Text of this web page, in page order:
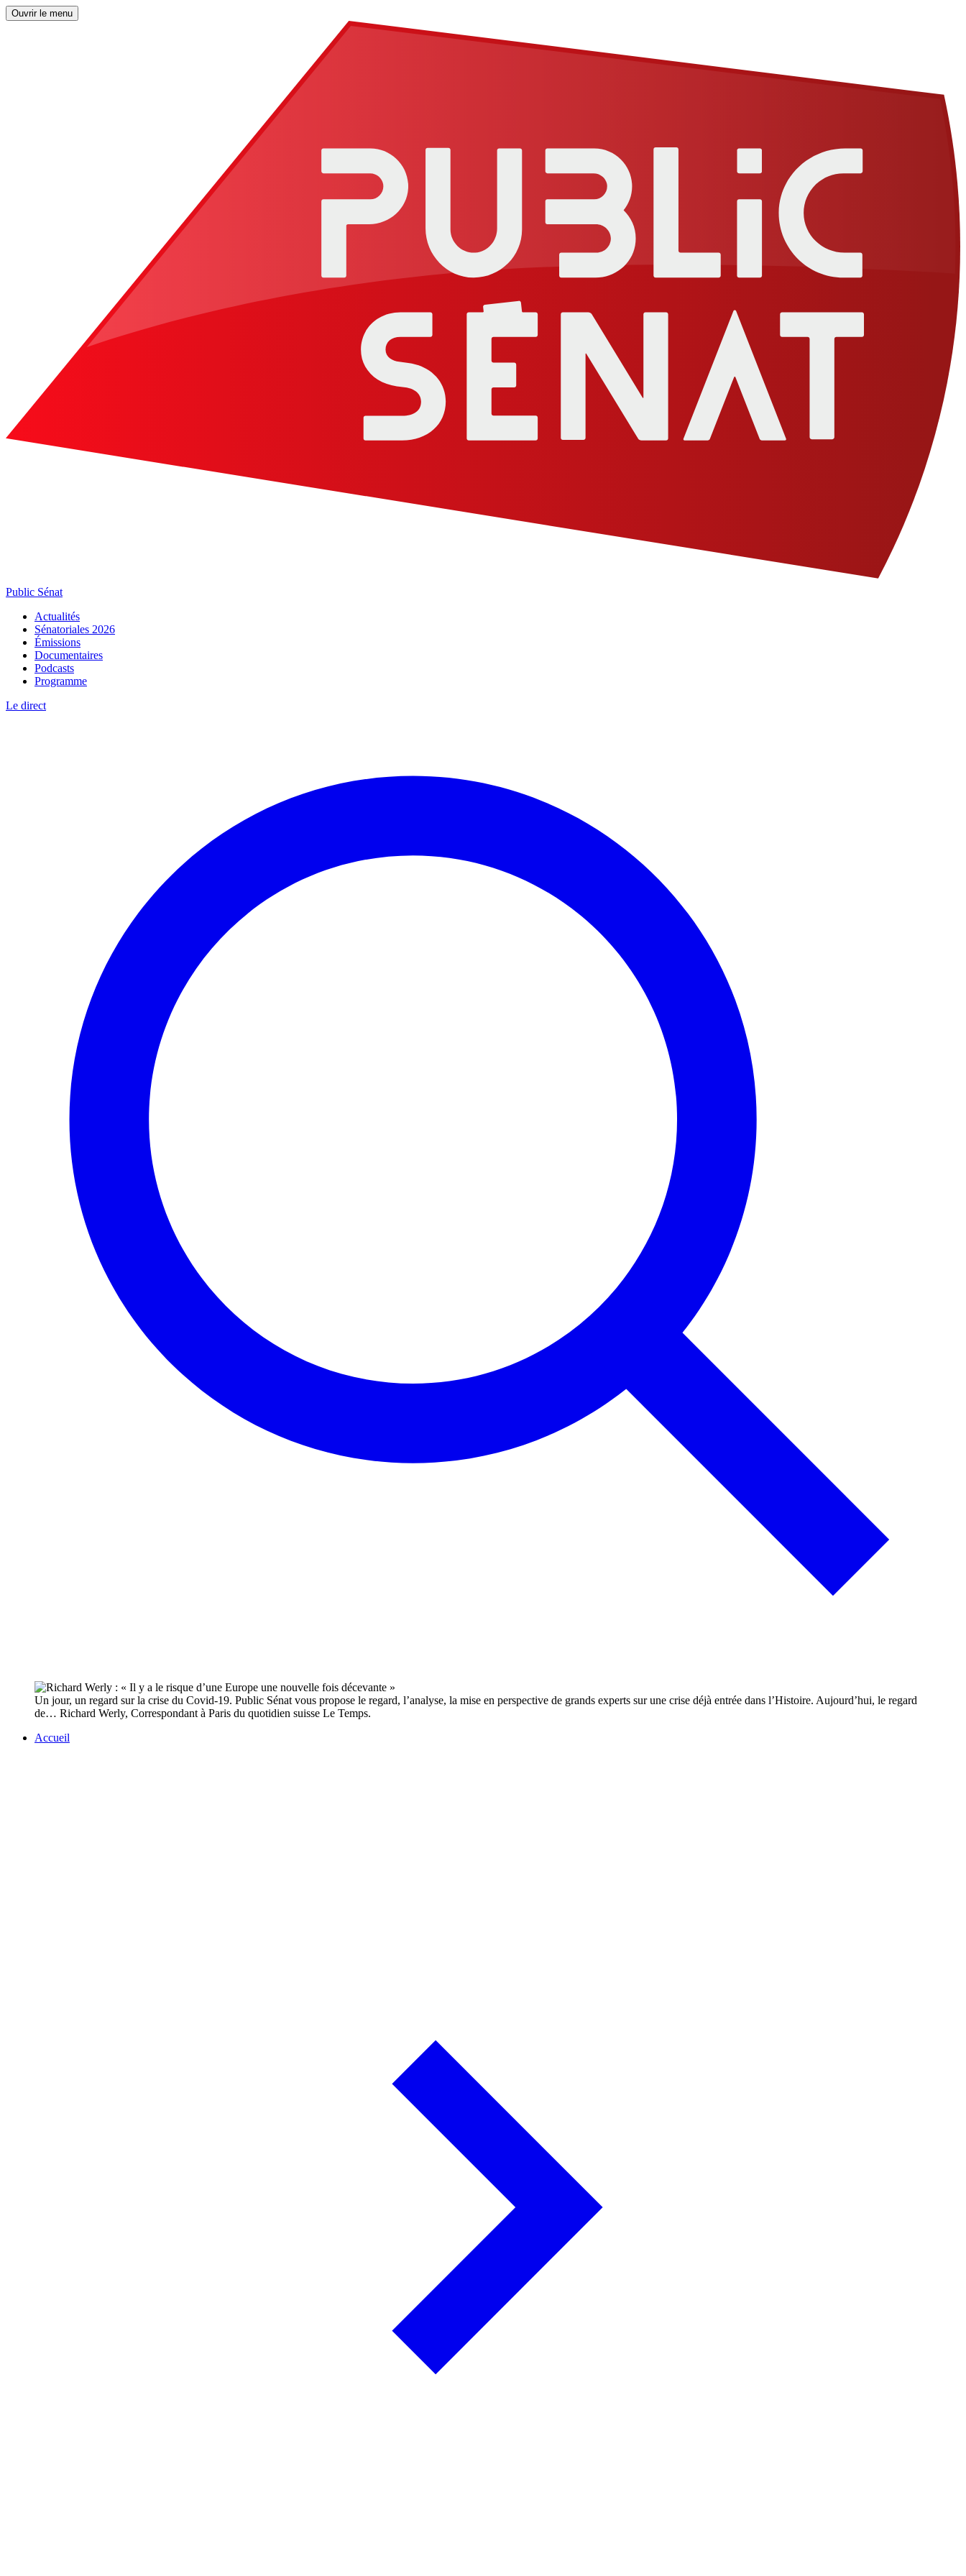
Ouvrir le menu
Public Sénat
Actualités
Sénatoriales 2026
Émissions
Documentaires
Podcasts
Programme
Le direct
Un jour, un regard sur la crise du Covid-19. Public Sénat vous propose le regard, l’analyse, la mise en perspective de grands experts sur une crise déjà entrée dans l’Histoire. Aujourd’hui, le regard
de… Richard Werly, Correspondant à Paris du quotidien suisse Le Temps.
Accueil